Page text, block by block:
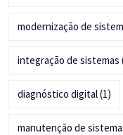
modernização de
integração de sistemas
diagnóstico digital(1)
manutenção de